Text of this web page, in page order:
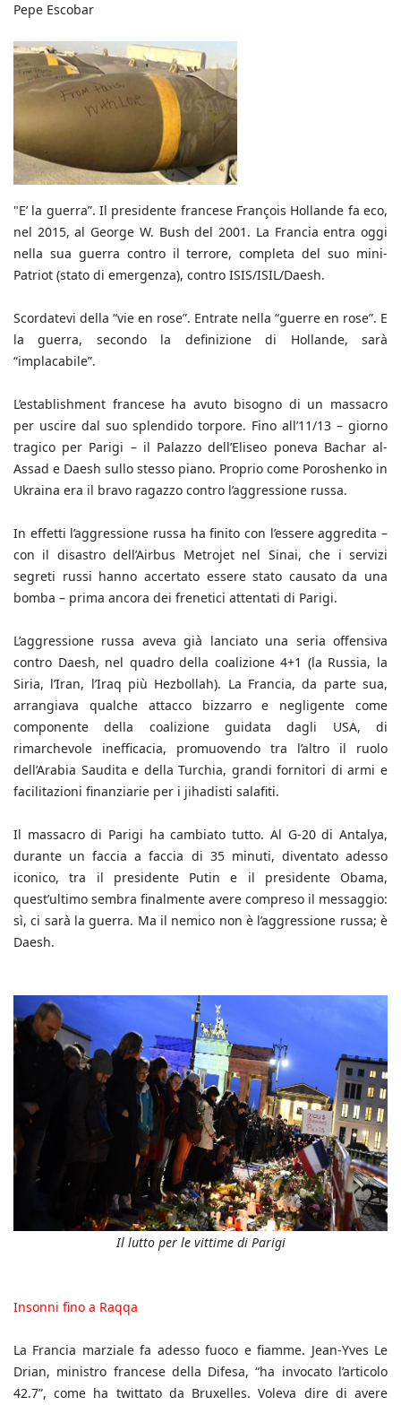
Pepe Escobar
"E’ la guerra”. Il presidente francese François Hollande fa eco,
nel 2015, al George W. Bush del 2001. La Francia entra oggi
nella sua guerra contro il terrore, completa del suo mini-
Patriot (stato di emergenza), contro ISIS/ISIL/Daesh.
Scordatevi della “vie en rose”. Entrate nella “guerre en rose”. E
la guerra, secondo la definizione di Hollande, sarà
“implacabile”.
L’establishment francese ha avuto bisogno di un massacro
per uscire dal suo splendido torpore. Fino all’11/13 – giorno
tragico per Parigi – il Palazzo dell’Eliseo poneva Bachar al-
Assad e Daesh sullo stesso piano. Proprio come Poroshenko in
Ukraina era il bravo ragazzo contro l’aggressione russa.
In effetti l’aggressione russa ha finito con l’essere aggredita –
con il disastro dell’Airbus Metrojet nel Sinai, che i servizi
segreti russi hanno accertato essere stato causato da una
bomba – prima ancora dei frenetici attentati di Parigi.
L’aggressione russa aveva già lanciato una seria offensiva
contro Daesh, nel quadro della coalizione 4+1 (la Russia, la
Siria, l’Iran, l’Iraq più Hezbollah). La Francia, da parte sua,
arrangiava qualche attacco bizzarro e negligente come
componente della coalizione guidata dagli USA, di
rimarchevole inefficacia, promuovendo tra l’altro il ruolo
dell’Arabia Saudita e della Turchia, grandi fornitori di armi e
facilitazioni finanziarie per i jihadisti salafiti.
Il massacro di Parigi ha cambiato tutto. Al G-20 di Antalya,
durante un faccia a faccia di 35 minuti, diventato adesso
iconico, tra il presidente Putin e il presidente Obama,
quest’ultimo sembra finalmente avere compreso il messaggio:
sì, ci sarà la guerra. Ma il nemico non è l’aggressione russa; è
Daesh.
Il lutto per le vittime di Parigi
Insonni fino a Raqqa
La Francia marziale fa adesso fuoco e fiamme. Jean-Yves Le
Drian, ministro francese della Difesa, “ha invocato l’articolo
42.7”, come ha twittato da Bruxelles. Voleva dire di avere